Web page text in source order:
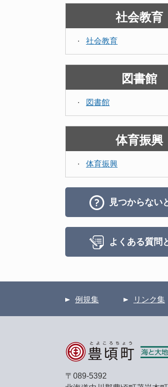
社会教育
社会教育
図書館
図書館
体育振興
体育振興
見つからない
よくある質問
例規集 リンク集
〒089-5392